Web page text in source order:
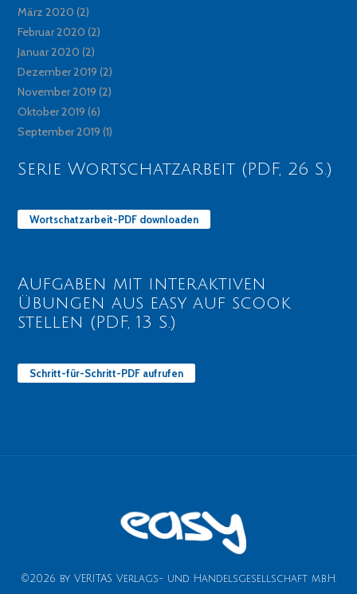
März 2020 (2)
Februar 2020 (2)
Januar 2020 (2)
Dezember 2019 (2)
November 2019 (2)
Oktober 2019 (6)
September 2019 (1)
Serie Wortschatzarbeit (PDF, 26 S.)
Wortschatzarbeit-PDF downloaden
Aufgaben mit interaktiven
Übungen aus easy auf scook
stellen (PDF, 13 S.)
Schritt-für-Schritt-PDF aufrufen
©2026 by VERITAS Verlags- und Handelsgesellschaft m.b.H.